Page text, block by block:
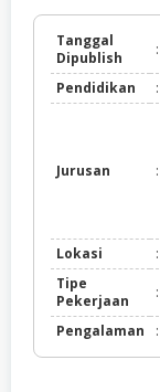
Tanggal
Dipublish
:
Pendidikan :
Jurusan :
Lokasi
:
Tipe
Pekerjaan
:
Pengalaman :